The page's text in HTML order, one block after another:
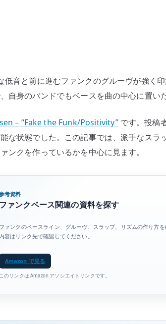
音と前に進むファンクのグルーヴが強く
自身のバンドでもベースを曲の中心に置い
– “Fake the Funk/Positivity”です。投稿
な状態でした。この記事では、派手なスラ
ンクを作っているかを中心に見ます。
考資料
ファンクベース関連の資料を探す
ファンクのベースライン、グルーヴ、スラップ、リズムの作り方
内容はリンク先で確認してください。
Amazon で見る
このリンクは Amazon アソシエイトリンクです。